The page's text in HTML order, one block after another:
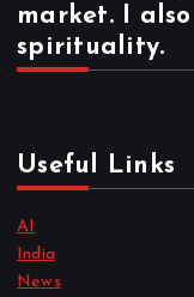
market. I
spirituality.
Useful Links
AI
India
News